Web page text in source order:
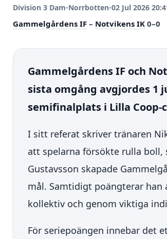
Division 3 Dam•Norrbotten•02 Jul 2026
Gammelgårdens IF – Notvikens IK 0–0
Gammelgårdens IF och
sista omgång avgjordes 1
semifinalplats i Lilla Coop-
I sitt referat skriver tränaren
att spelarna försökte rulla boll,
Gustavsson skapade
mål. Samtidigt poängterar
kollektiv och genom viktiga
För seriepoängen innebar det